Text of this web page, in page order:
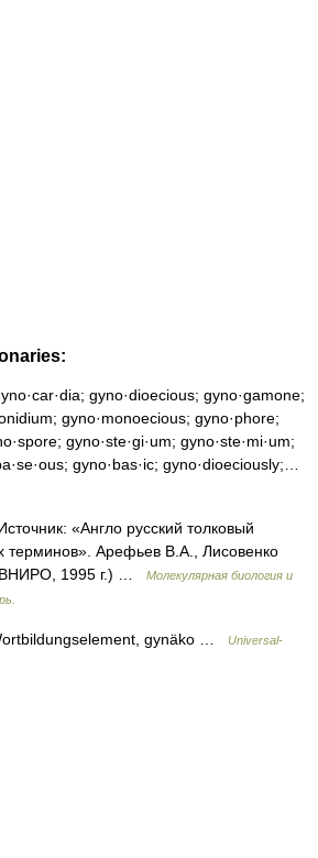
gyno·dioecious; gyno·gamone;
gyno·monoecious; gyno·phore;
gyno·ste·gi·um; gyno·ste·mi·um;
gyno·bas·ic; gyno·dioeciously;…
«Англо русский толковый
терминов». Арефьев В.А., Лисовенко
ВНИРО, 1995 г.) …
Молекулярная биология и
gynäko …
Universal-